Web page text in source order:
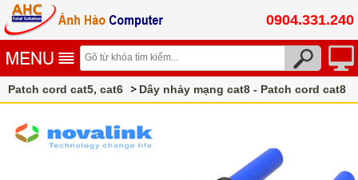
0904.331.240
Patch cord cat5, cat6 Dây nhảy mạng cat8 - Patch cord cat8